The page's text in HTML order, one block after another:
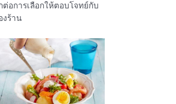
ต่อการเลือกให้ตอบโจทย์กับ
งร้าน